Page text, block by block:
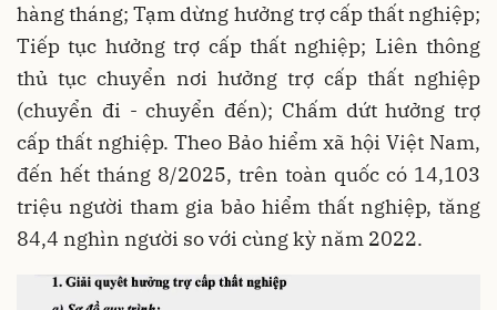
hàng tháng; Tạm dừng hưởng trợ cấp thất nghiệp;
Tiếp tục hưởng trợ cấp thất nghiệp; Liên thông
thủ tục chuyển nơi hưởng trợ cấp thất nghiệp
(chuyển đi - chuyển đến); Chấm dứt hưởng trợ
cấp thất nghiệp. Theo Bảo hiểm xã hội Việt Nam,
đến hết tháng 8/2025, trên toàn quốc có 14,103
triệu người tham gia bảo hiểm thất nghiệp, tăng
84,4 nghìn người so với cùng kỳ năm 2022.